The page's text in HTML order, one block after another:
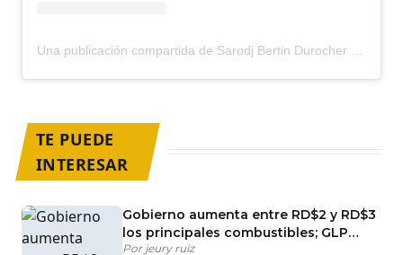
TE PUEDE
INTERESAR
Gobierno aumenta entre RD$2 y RD$3
los principales combustibles; GLP
mantiene precio congelado
Por jeury ruiz